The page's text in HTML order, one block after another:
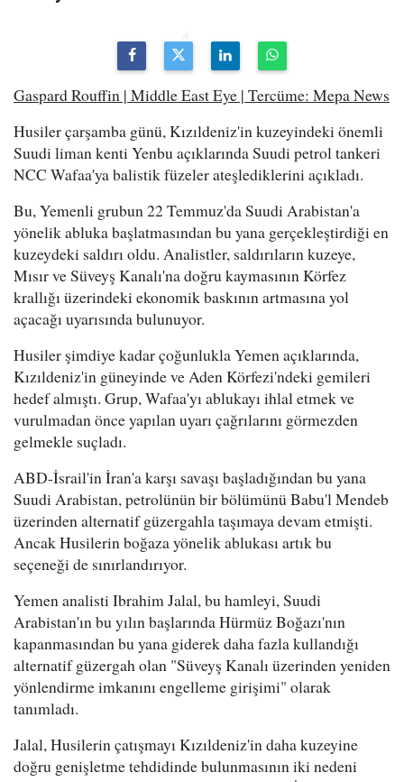
Gaspard Rouffin | Middle East Eye | Tercüme: Mepa News
Husiler çarşamba günü, Kızıldeniz'in kuzeyindeki önemli
Suudi liman kenti Yenbu açıklarında Suudi petrol tankeri
NCC Wafaa'ya balistik füzeler ateşlediklerini açıkladı.
Bu, Yemenli grubun 22 Temmuz'da Suudi Arabistan'a
yönelik abluka başlatmasından bu yana gerçekleştirdiği en
kuzeydeki saldırı oldu. Analistler, saldırıların kuzeye,
Mısır ve Süveyş Kanalı'na doğru kaymasının Körfez
krallığı üzerindeki ekonomik baskının artmasına yol
açacağı uyarısında bulunuyor.
Husiler şimdiye kadar çoğunlukla Yemen açıklarında,
Kızıldeniz'in güneyinde ve Aden Körfezi'ndeki gemileri
hedef almıştı. Grup, Wafaa'yı ablukayı ihlal etmek ve
vurulmadan önce yapılan uyarı çağrılarını görmezden
gelmekle suçladı.
ABD-İsrail'in İran'a karşı savaşı başladığından bu yana
Suudi Arabistan, petrolünün bir bölümünü Babu'l Mendeb
üzerinden alternatif güzergahla taşımaya devam etmişti.
Ancak Husilerin boğaza yönelik ablukası artık bu
seçeneği de sınırlandırıyor.
Yemen analisti Ibrahim Jalal, bu hamleyi, Suudi
Arabistan'ın bu yılın başlarında Hürmüz Boğazı'nın
kapanmasından bu yana giderek daha fazla kullandığı
alternatif güzergah olan "Süveyş Kanalı üzerinden yeniden
yönlendirme imkanını engelleme girişimi" olarak
tanımladı.
Jalal, Husilerin çatışmayı Kızıldeniz'in daha kuzeyine
doğru genişletme tehdidinde bulunmasının iki nedeni